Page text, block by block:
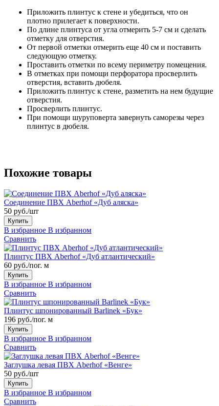
Приложить плинтус к стене и убедиться, что он
плотно прилегает к поверхности.
По длине плинтуса от угла отмерить 5-7 см и сделать
отметку для отверстия.
От первой отметки отмерить еще 40 см и поставить
следующую отметку.
Проставить отметки по всему периметру помещения.
В отметках при помощи перфоратора просверлить
отверстия, вставить дюбеля.
Приложить плинтус к стене, разметить на нем будущие
отверстия.
Просверлить плинтус.
При помощи шуруповерта завернуть саморезы через
плинтус в дюбеля.
Похожие товары
Соединение ПВХ Aberhof «Дуб аляска»
50 руб./шт
Купить
В избранное В избранном
Сравнить
Плинтус ПВХ Aberhof «Дуб атлантический»
60 руб./пог. м
Купить
В избранное В избранном
Сравнить
Плинтус шпонированный Barlinek «Бук»
196 руб./пог. м
Купить
В избранное В избранном
Сравнить
Заглушка левая ПВХ Aberhof «Венге»
50 руб./шт
Купить
В избранное В избранном
Сравнить